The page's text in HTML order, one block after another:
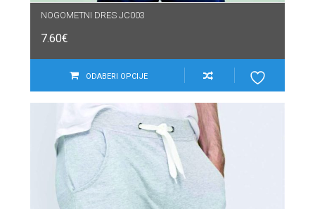
NOGOMETNI DRES JC003
7.60€
ODABERI OPCIJE